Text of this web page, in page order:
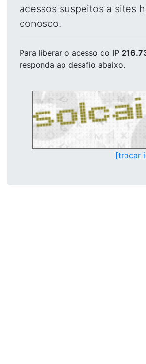
acessos suspeitos a sites
conosco.
Para liberar o acesso do IP
responda ao desafio abaixo.
[trocar